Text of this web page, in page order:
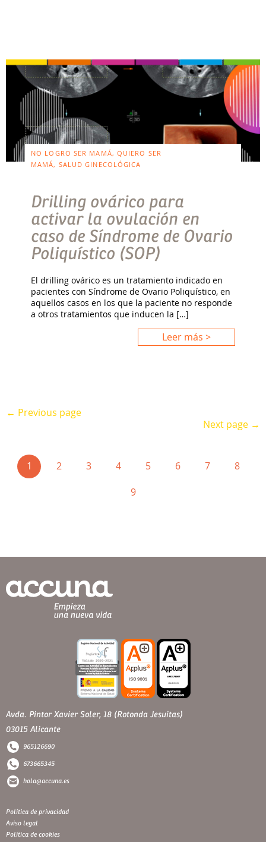
NO LOGRO SER MAMÁ, QUIERO SER
MAMÁ, SALUD GINECOLÓGICA
Drilling ovárico para
activar la ovulación en
caso de Síndrome de Ovario
Poliquístico (SOP)
El drilling ovárico es un tratamiento indicado en
pacientes con Síndrome de Ovario Poliquístico, en
aquellos casos en los que la paciente no responde
a otros tratamientos que inducen la […]
Leer más >
← Previous page
Next page →
1 (current)
2 3 4 5 6 7
8
9
Avda. Pintor Xavier Soler, 18 (Rotonda Jesuitas)
03015 Alicante
965126690
673665345
hola@accuna.es
Política de privacidad
Aviso legal
Política de cookies